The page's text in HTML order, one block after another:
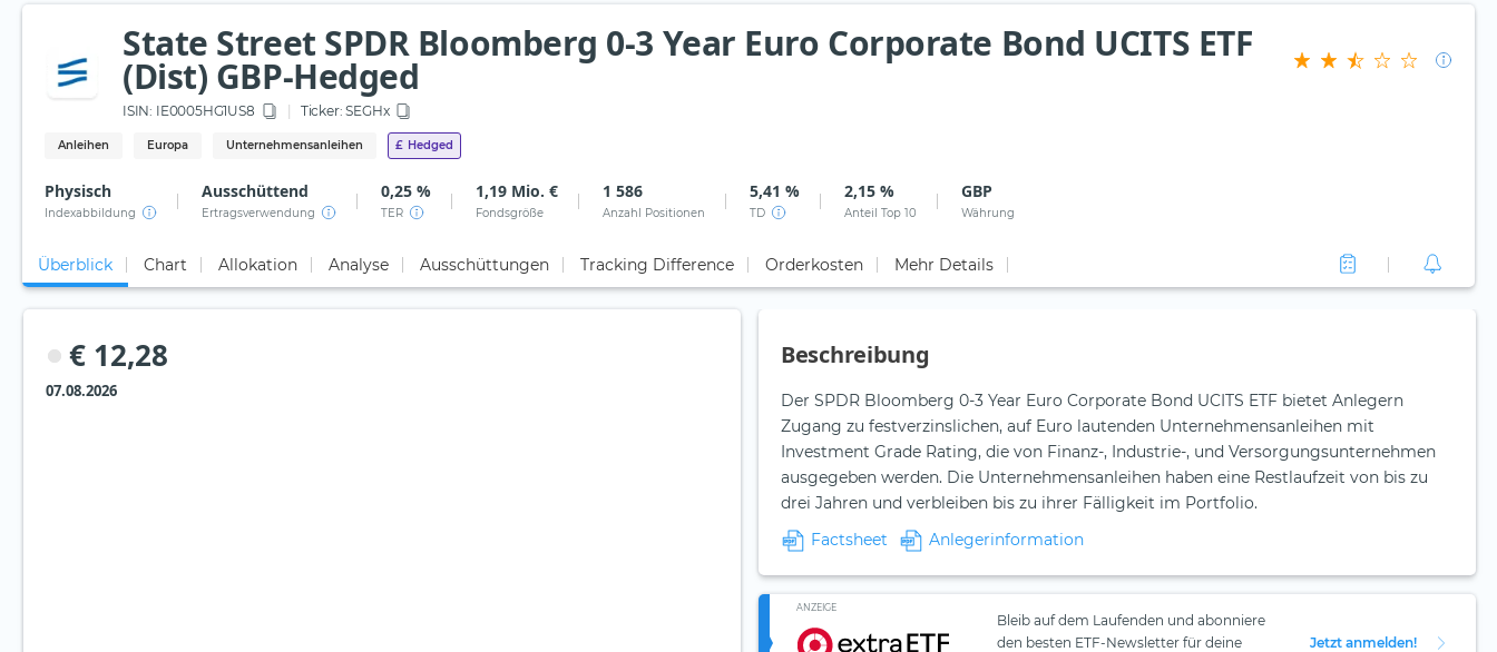
State Street SPDR Bloomberg 0-3 Year Euro Corporate Bond UCITS ETF
(Dist) GBP-Hedged
ISIN: IE0005HG1US8 Ticker: SEGHx
Anleihen Europa Unternehmensanleihen £ Hedged
Physisch
Indexabbildung
Ausschüttend
Ertragsverwendung
0,25 %
TER
1,19 Mio. €
Fondsgröße
1 586
Anzahl Positionen
5,41 %
TD
2,15 %
Anteil Top 10
GBP
Währung
Überblick Chart Allokation Analyse Ausschüttungen Tracking Difference Orderkosten Mehr Details
€ 12,28
07.08.2026
Beschreibung
Der SPDR Bloomberg 0-3 Year Euro Corporate Bond UCITS ETF bietet Anlegern
Zugang zu festverzinslichen, auf Euro lautenden Unternehmensanleihen mit
Investment Grade Rating, die von Finanz-, Industrie-, und Versorgungsunternehmen
ausgegeben werden. Die Unternehmensanleihen haben eine Restlaufzeit von bis zu
drei Jahren und verbleiben bis zu ihrer Fälligkeit im Portfolio.
Factsheet
Anlegerinformation
ANZEIGE
Bleib auf dem Laufenden und abonniere
den besten ETF-Newsletter für deine
Jetzt anmelden!